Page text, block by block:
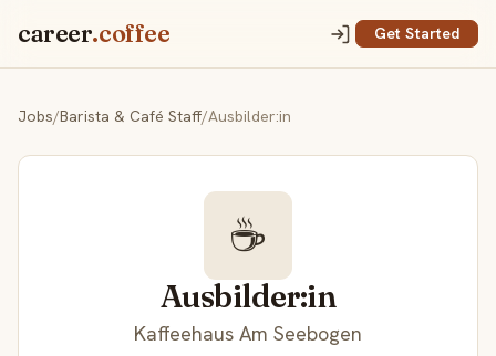
career.coffee Get Started
Jobs/Barista & Café Staff/Ausbilder:in
☕
Ausbilder:in
Kaffeehaus Am Seebogen